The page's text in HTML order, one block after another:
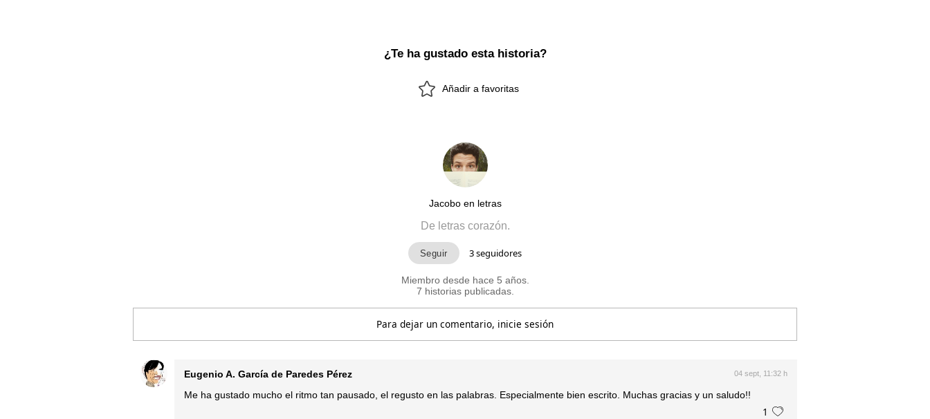
¿Te ha gustado esta historia?
Añadir a favoritas
Jacobo en letras
De letras corazón.
3seguidores
Miembro desde hace 5 años.
7 historias publicadas.
Para dejar un comentario, inicie sesión
Eugenio A. García de Paredes Pérez 04 sept, 11:32 h
Me ha gustado mucho el ritmo tan pausado, el regusto en las palabras. Especialmente bien escrito. Muchas gracias y un saludo!!
1